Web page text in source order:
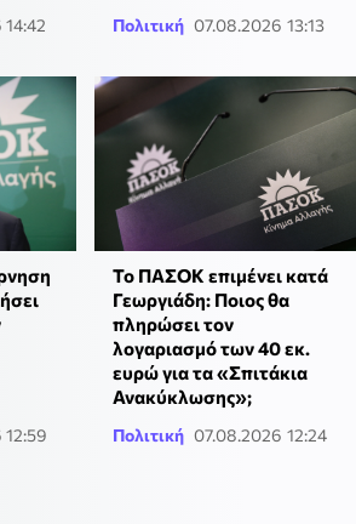
Πολιτική 07.08.2026 13:13
Το ΠΑΣΟΚ επιμένει κατά
Γεωργιάδη: Ποιος θα
πληρώσει τον
λογαριασμό των 40 εκ.
ευρώ για τα «Σπιτάκια
Ανακύκλωσης»;
Πολιτική 07.08.2026 12:24